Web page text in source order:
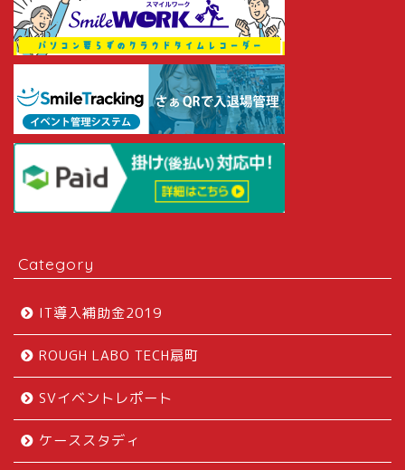
Category
IT導入補助金2019
ROUGH LABO TECH扇町
SVイベントレポート
ケーススタディ